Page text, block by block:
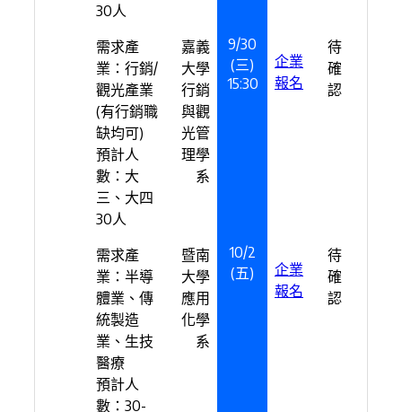
30人
需求產
業：行銷/
觀光產業
(有行銷職
缺均可)
預計人
數：大
三、大四
30人
嘉義
大學
行銷
與觀
光管
理學
系
9/30
(三)
15:30
企業
報名
待
確
認
需求產
業：半導
體業、傳
統製造
業、生技
醫療
預計人
數：30-
暨南
大學
應用
化學
系
10/2
(五)
企業
報名
待
確
認